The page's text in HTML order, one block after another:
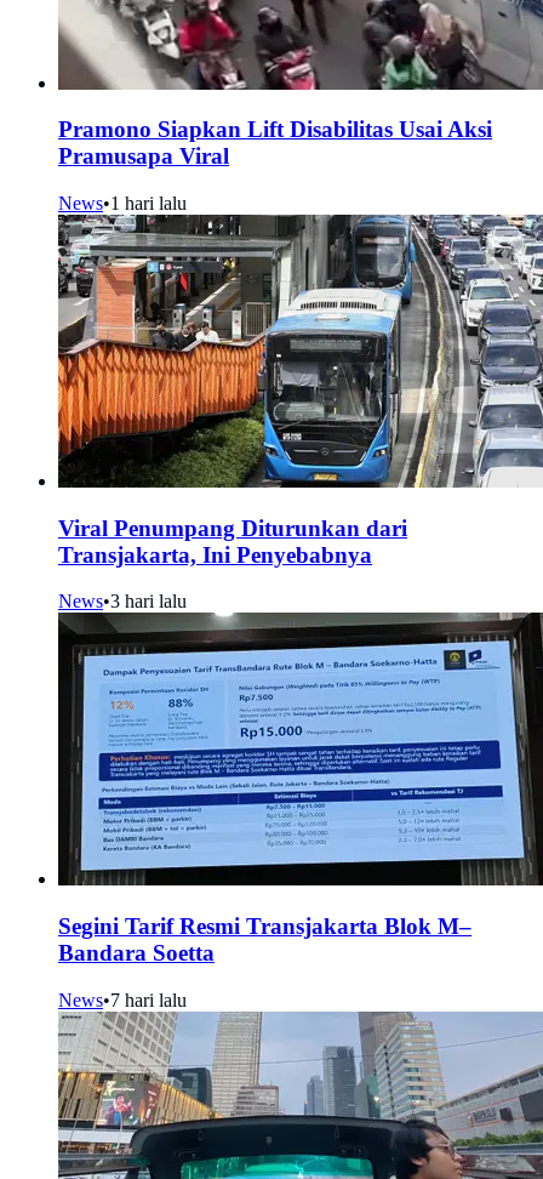
Pramono Siapkan Lift Disabilitas Usai Aksi
Pramusapa Viral
News•1 hari lalu
Viral Penumpang Diturunkan dari
Transjakarta, Ini Penyebabnya
News•3 hari lalu
Segini Tarif Resmi Transjakarta Blok M–
Bandara Soetta
News•7 hari lalu